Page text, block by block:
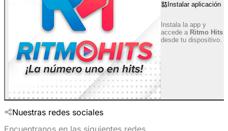
Instalar aplicación
Instala la app y
accede a Ritmo Hits
desde tu dispositivo.
Nuestras redes sociales